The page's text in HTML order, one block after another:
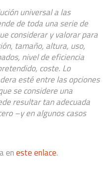
universal a las
de toda una serie de
considerar y valorar para
tamaño, altura, uso,
nivel de eficiencia
coste. Lo
esté entre las opciones
se considere una
resultar tan adecuada
–y en algunos casos
eneste enlace.